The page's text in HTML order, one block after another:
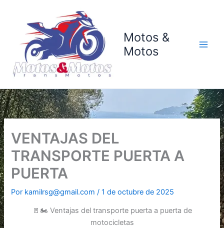
contenido
Motos &
Motos
VENTAJAS DEL
TRANSPORTE PUERTA A
PUERTA
Por kamilrsg@gmail.com /1 de octubre de 2025
🚪🏍️ Ventajas del transporte puerta a puerta de
motocicletas